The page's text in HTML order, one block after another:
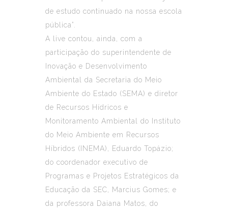
de estudo continuado na nossa escola
pública”.
A live contou, ainda, com a
participação do superintendente de
Inovação e Desenvolvimento
Ambiental da Secretaria do Meio
Ambiente do Estado (SEMA) e diretor
de Recursos Hídricos e
Monitoramento Ambiental do Instituto
do Meio Ambiente em Recursos
Híbridos (INEMA), Eduardo Topázio;
do coordenador executivo de
Programas e Projetos Estratégicos da
Educação da SEC, Marcius Gomes; e
da professora Daiana Matos, do